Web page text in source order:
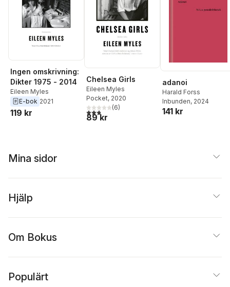
Ingen omskrivning:
Dikter 1975 - 2014
Eileen Myles
E-bok 2021
119 kr
Chelsea Girls
Eileen Myles
Pocket, 2020
2,8utav 5 stjärnor. Totalt antal röster:
(6)
89 kr
adanoi
Harald Forss
Inbunden, 2024
141 kr
Mina sidor
Hjälp
Om Bokus
Populärt